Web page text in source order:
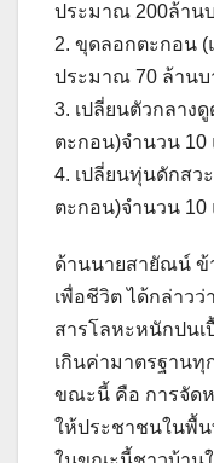
ประมาณ 200ล้าน
2. ขุดลอกตะกอน (
ประมาณ 70 ล้านบ
3. เปลี่ยนตัวกลาง
ตะกอน)จำนวน
4. เปลี่ยนทุ่นดักสว
ตะกอน)จำนวน
ด้านนายสายัณน์ ข้
เพื่อชีวิต ได้กล่าว
สารโลหะหนักปนเ
เกินค่ามาตรฐานทุ
ขณะนี้ คือ การจัด
ให้ประชาชนในพื้